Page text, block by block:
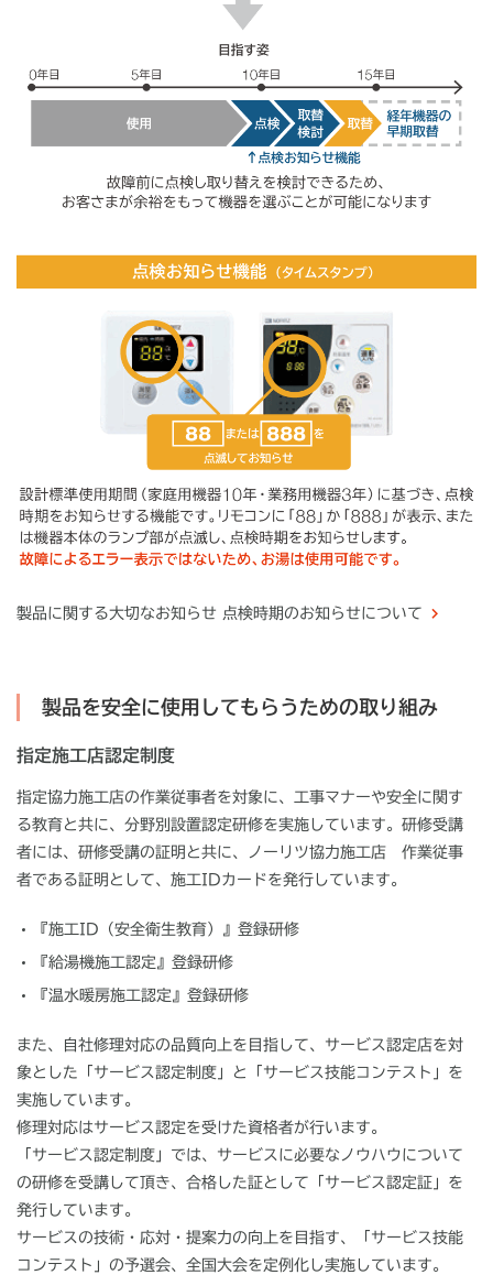
製品に関する大切なお知らせ 点検時期のお知らせについて
製品を安全に使用してもらうための取り組み
指定施工店認定制度
指定協力施工店の作業従事者を対象に、工事マナーや安全に関す
る教育と共に、分野別設置認定研修を実施しています。研修受講
者には、研修受講の証明と共に、ノーリツ協力施工店 作業従事
者である証明として、施工IDカードを発行しています。
『施工ID（安全衛生教育）』登録研修
『給湯機施工認定』登録研修
『温水暖房施工認定』登録研修
また、自社修理対応の品質向上を目指して、サービス認定店を対
象とした「サービス認定制度」と「サービス技能コンテスト」を
実施しています。
修理対応はサービス認定を受けた資格者が行います。
「サービス認定制度」では、サービスに必要なノウハウについて
の研修を受講して頂き、合格した証として「サービス認定証」を
発行しています。
サービスの技術・応対・提案力の向上を目指す、「サービス技能
コンテスト」の予選会、全国大会を定例化し実施しています。